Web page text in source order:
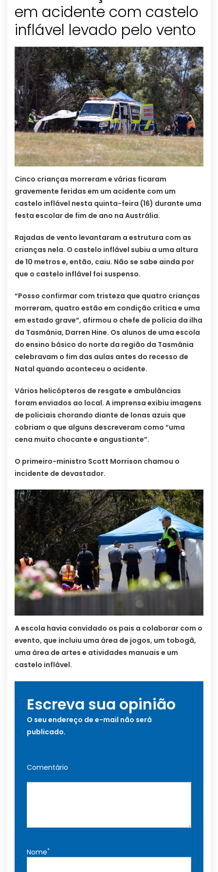
em acidente com castelo
inflável levado pelo vento
Cinco crianças morreram e várias ficaram
gravemente feridas em um acidente com um
castelo inflável nesta quinta-feira (16) durante uma
festa escolar de fim de ano na Austrália.
Rajadas de vento levantaram a estrutura com as
crianças nela. O castelo inflável subiu a uma altura
de 10 metros e, então, caiu. Não se sabe ainda por
que o castelo inflável foi suspenso.
“Posso confirmar com tristeza que quatro crianças
morreram, quatro estão em condição crítica e uma
em estado grave”, afirmou o chefe de polícia da ilha
da Tasmânia, Darren Hine. Os alunos de uma escola
do ensino básico do norte da região da Tasmânia
celebravam o fim das aulas antes do recesso de
Natal quando aconteceu o acidente.
Vários helicópteros de resgate e ambulâncias
foram enviados ao local. A imprensa exibiu imagens
de policiais chorando diante de lonas azuis que
cobriam o que alguns descreveram como “uma
cena muito chocante e angustiante”.
O primeiro-ministro Scott Morrison chamou o
incidente de devastador.
A escola havia convidado os pais a colaborar com o
evento, que incluiu uma área de jogos, um tobogã,
uma área de artes e atividades manuais e um
castelo inflável.
Escreva sua opinião
O seu endereço de e-mail não será
publicado.
Comentário
Nome*